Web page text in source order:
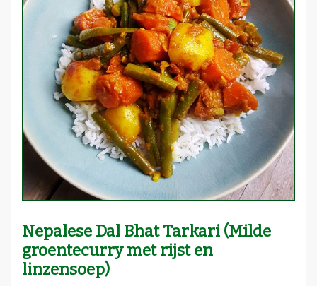
Nepalese Dal Bhat Tarkari (Milde
groentecurry met rijst en
linzensoep)